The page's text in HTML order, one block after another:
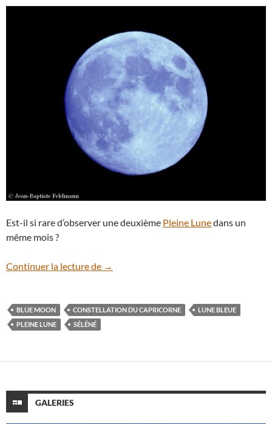
Est-il si rare d’observer une deuxième Pleine Lunedans un
même mois ?
Continuer la lecture de La Lune bleue, seconde Pleine Lune du
→
BLUE MOON CONSTELLATION DU CAPRICORNE
LUNE BLEUE
PLEINE LUNE
SÉLÉNÉ
GALERIES